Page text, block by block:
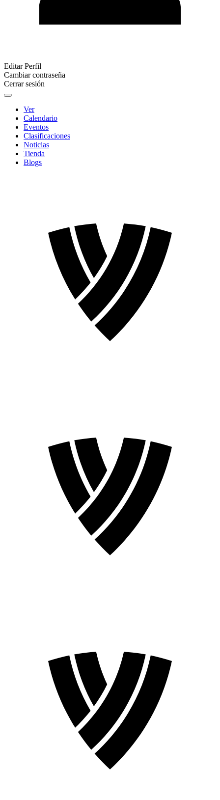
Editar Perfil
Cambiar contraseña
Cerrar sesión
Ver
Calendario
Eventos
Clasificaciones
Noticias
Tienda
Blogs